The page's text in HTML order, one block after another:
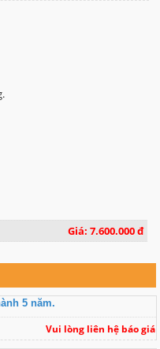
Giá: 7.600.000 đ
5 năm.
Vui lòng liên hệ báo giá